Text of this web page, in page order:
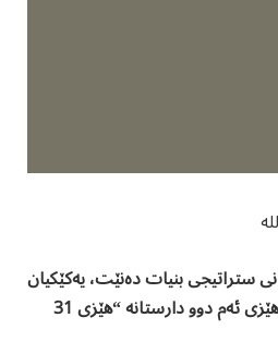
ستراتیجی بنیات دەنێت، یەكێكیان
بینراو و ئەوی تریان نەبینراو هێزی ئەم دوو دارستانە “هێزی 31